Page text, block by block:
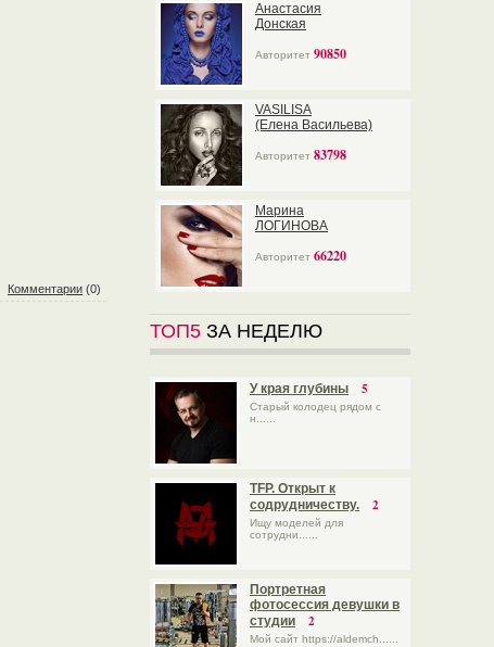
Комментарии (0)
Анастасия
Донская
Авторитет 90850
VASILISA
(Елена Васильева)
Авторитет 83798
Марина
ЛОГИНОВА
Авторитет 66220
ТОП5 ЗА НЕДЕЛЮ
У края глубины 5
Старый колодец рядом с
н......
TFP. Открыт к
содрудничеству.
2
Ищу моделей для
сотрудни......
Портретная
фотосессия девушки в
студии
2
Мой сайт https://aldemch......